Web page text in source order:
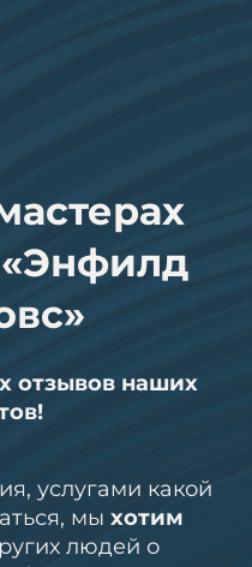
отзывов наших
услугами какой
мы хотим
людей о